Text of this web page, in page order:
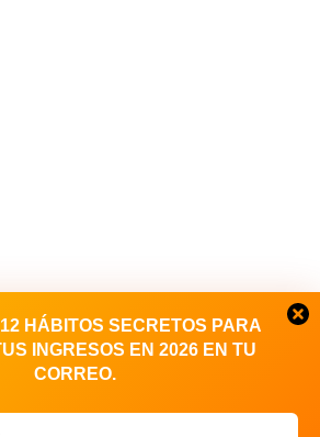
HÁBITOS SECRETOS PARA
INGRESOS EN 2026 EN TU
CORREO.